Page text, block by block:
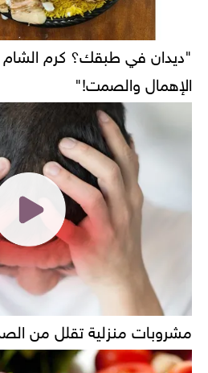
"ديدان في طبقك؟ كرم الشام
الإهمال والصمت!"
مشروبات منزلية تقلل من